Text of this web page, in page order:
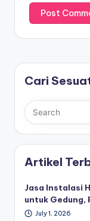
Cari
Artikel
Jasa Instalasi
untuk Gedung,
July 1, 2026